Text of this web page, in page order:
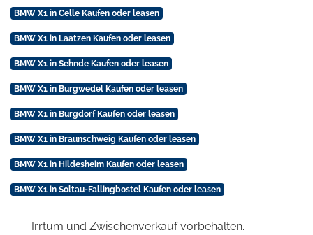
BMW X1 in Celle Kaufen oder leasen
BMW X1 in Laatzen Kaufen oder leasen
BMW X1 in Sehnde Kaufen oder leasen
BMW X1 in Burgwedel Kaufen oder leasen
BMW X1 in Burgdorf Kaufen oder leasen
BMW X1 in Braunschweig Kaufen oder leasen
BMW X1 in Hildesheim Kaufen oder leasen
BMW X1 in Soltau-Fallingbostel Kaufen oder leasen
Irrtum und Zwischenverkauf vorbehalten.